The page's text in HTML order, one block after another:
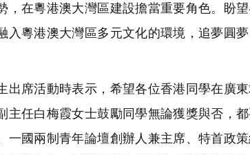
，在粵港澳大灣區建設擔當重要角色。盼
入粵港澳大灣區多元文化的環境，追夢圓
席活動時表示，希望各位香港同學在廣東
主任白梅霞女士鼓勵同學無論獲獎與否，
一國兩制青年論壇創辦人兼主席、特首政